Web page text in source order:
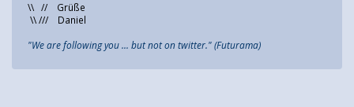
\\ // Grüße
\\ /// Daniel
"We are following you ... but not on twitter." (Futurama)